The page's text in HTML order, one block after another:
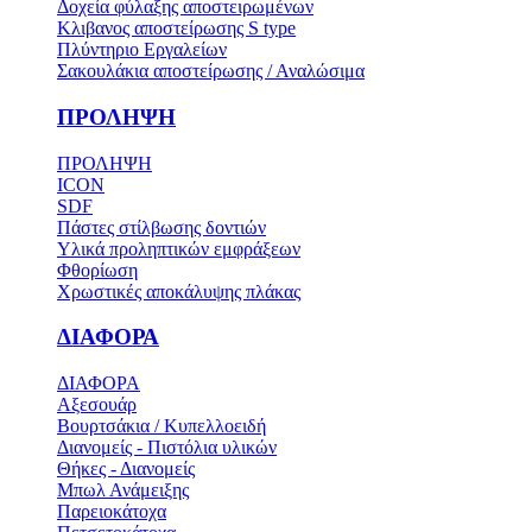
Δοχεία φύλαξης αποστειρωμένων
Κλιβανος αποστείρωσης S type
Πλύντηριο Εργαλείων
Σακουλάκια αποστείρωσης / Αναλώσιμα
ΠΡΟΛΗΨΗ
ΠΡΟΛΗΨΗ
ICON
SDF
Πάστες στίλβωσης δοντιών
Υλικά προληπτικών εμφράξεων
Φθορίωση
Χρωστικές αποκάλυψης πλάκας
ΔΙΑΦΟΡΑ
ΔΙΑΦΟΡΑ
Αξεσουάρ
Βουρτσάκια / Κυπελλοειδή
Διανομείς - Πιστόλια υλικών
Θήκες - Διανομείς
Μπωλ Ανάμειξης
Παρειοκάτοχα